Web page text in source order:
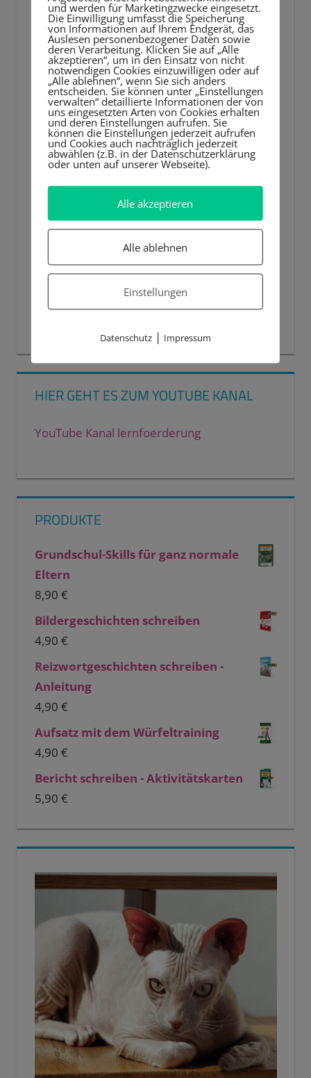
HIER GEHT ES ZUM YOUTUBE KANAL
YouTube Kanal lernfoerderung
PRODUKTE
Grundschul-Skills für ganz normale
Eltern
8,90 €
Bildergeschichten schreiben
4,90 €
Reizwortgeschichten schreiben -
Anleitung
4,90 €
Aufsatz mit dem Würfeltraining
4,90 €
Bericht schreiben - Aktivitätskarten
5,90 €
und werden für Marketingzwecke eingesetzt.
Die Einwilligung umfasst die Speicherung
von Informationen auf Ihrem Endgerät, das
Auslesen personenbezogener Daten sowie
deren Verarbeitung. Klicken Sie auf „Alle
akzeptieren“, um in den Einsatz von nicht
notwendigen Cookies einzuwilligen oder auf
„Alle ablehnen“, wenn Sie sich anders
entscheiden. Sie können unter „Einstellungen
verwalten“ detaillierte Informationen der von
uns eingesetzten Arten von Cookies erhalten
und deren Einstellungen aufrufen. Sie
können die Einstellungen jederzeit aufrufen
und Cookies auch nachträglich jederzeit
abwählen (z.B. in der Datenschutzerklärung
oder unten auf unserer Webseite).
Alle akzeptieren
Alle ablehnen
Einstellungen
Datenschutz| Impressum